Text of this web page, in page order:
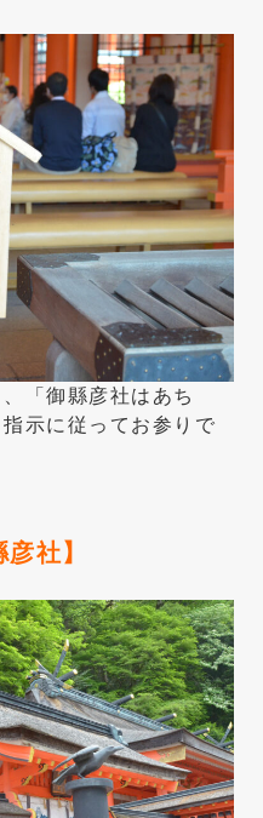
「御縣彦社はあち
示に従ってお参りで
社】